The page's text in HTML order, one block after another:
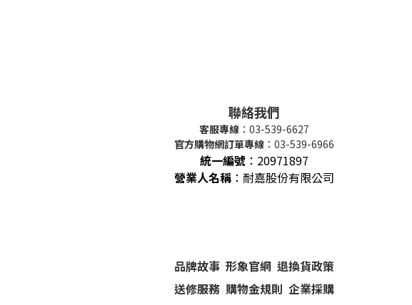
聯絡我們
客服專線 ：03-539-6627
官方購物網訂單專線 ：03-539-6966
統一編號 ： 20971897
營業人名稱 ：耐嘉股份有限公司
品牌故事 形象官網 退換貨政策
送修服務 購物金規則 企業採購